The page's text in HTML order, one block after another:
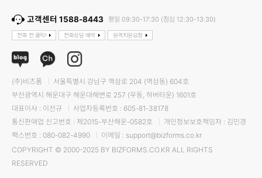
고객센터 1588-8443 평일 09:30-17:30 (점심 12:30-13:30)
전화 전 클릭! 전화상담 예약 원격지원요청
(주)비즈폼
서울특별시 강남구 역삼로 204 (역삼동) 604호
부산광역시 해운대구 해운대해변로 257 (우동, 하버타운) 1601호
대표이사 : 이선규
사업자등록번호 : 605-81-38178
통신판매업 신고번호 : 제2015-부산해운-0582호
개인정보보호책임자 : 김민경
팩스번호 : 080-082-4990
이메일 : support@bizforms.co.kr
COPYRIGHT © 2000-2025 BY BIZFORMS.CO.KR ALL RIGHTS
RESERVED